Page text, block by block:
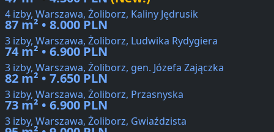
4 izby, Warszawa, Żoliborz, Kaliny Jędrusik
87 m² • 8.000 PLN
3 izby, Warszawa, Żoliborz, Ludwika Rydygiera
74 m² • 6.900 PLN
3 izby, Warszawa, Żoliborz, gen. Józefa Zajączka
82 m² • 7.650 PLN
3 izby, Warszawa, Żoliborz, Przasnyska
73 m² • 6.900 PLN
3 izby, Warszawa, Żoliborz, Gwiaździsta